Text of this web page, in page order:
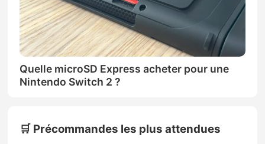
Quelle microSD Express acheter pour une
Nintendo Switch 2 ?
🛒 Précommandes les plus attendues